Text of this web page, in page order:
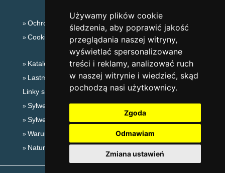
Używamy plików cookie
śledzenia, aby poprawić jakość
przeglądania naszej witryny,
wyświetlać spersonalizowane
treści i reklamy, analizować ruch
w naszej witrynie i wiedzieć, skąd
pochodzą nasi użytkownicy.
Zgoda
Odmawiam
Zmiana ustawień
Ochrona prywatności
Cookies
Katalog zakwaterowania
Lastminute Karkonosze
Linky sezonowe:
Sylwester Karkonosze
Sylwester w górach 2025/26
Warunki narciarskie
Naturalne kąpieliska